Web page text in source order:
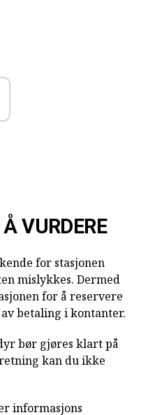
VURDERE
for stasjonen
mislykkes. Dermed
for å reservere
betaling i kontanter.
bør gjøres klart på
kan du ikke
informasjons